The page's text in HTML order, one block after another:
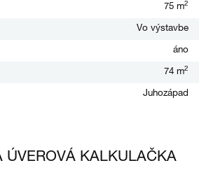
75 m2
Vo výstavbe
áno
74 m2
Juhozápad
ÚVEROVÁ KALKULAČKA